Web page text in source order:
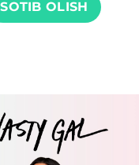
SOTIB OLISH